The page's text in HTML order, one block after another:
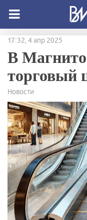
17:32, 4 апр 2025
В
торговый
Новости